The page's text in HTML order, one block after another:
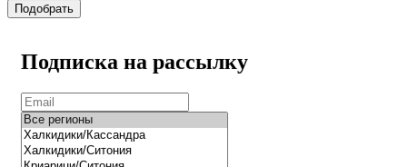
Подобрать
Подписка на рассылку